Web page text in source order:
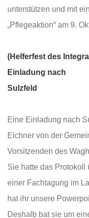
unterstützen und mit
„Pflegeaktion“ am 9.
(Helferfest des
Einladung nach
Eine Einladung nach
Eichner von der
Vorsitzenden des
Sie hatte das Protokoll
einer Fachtagung im
hat ihr unsere
Deshalb bat sie um